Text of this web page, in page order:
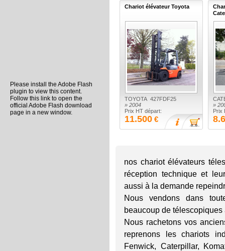
Please install the Adobe Flash
plugin to view this content.
Follow this link to open the
official Adobe Flash download
page in a new window.
Chariot élévateur Toyota
TOYOTA 427FDF25
» 2004
Prix HT départ:
11.500 €
»
Prix
nos chariot élévateurs
réception technique et
aussi à la demande
Nous vendons dans
beaucoup de télescopiques
Nous rachetons vos
reprenons les chariots
Fenwick, Caterpillar,